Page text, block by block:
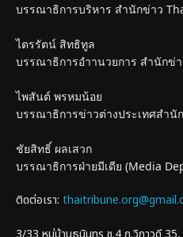
บรรณาธิการบริหาร สำนักข่าว
ไตรรัตน์ สิทธิทูล
บรรณาธิการอำานวยการ สำนักข่
ไพสันต์ พรหมน้อย
บรรณาธิการข่าวต่างประเทศสำ
ชัยสิทธิ์ ผลเสวก
บรรณาธิการฝ่ายมีเดีย (Media
ติดต่อเรา: